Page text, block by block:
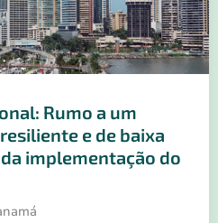
Rumo a um
e de baixa
implementação do